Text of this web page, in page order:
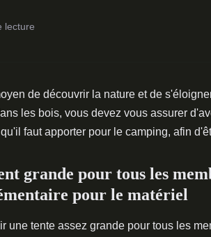
lecture
de découvrir la nature et de
les bois, vous devez vous assurer
faut apporter pour le camping, afin
grande pour tous les
pour le matériel
une tente assez grande pour tous les